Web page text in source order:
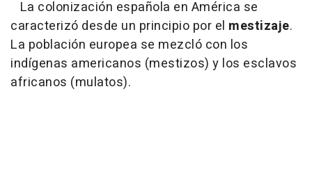
La colonización española en América se
caracterizó desde un principio por el mestizaje.
La población europea se mezcló con los
indígenas americanos (mestizos) y los esclavos
africanos (mulatos).